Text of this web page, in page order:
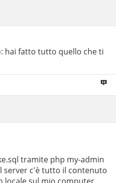
hai fatto tutto quello che ti
tramite php my-admin
server c'è tutto il contenuto
locale sul mio computer.